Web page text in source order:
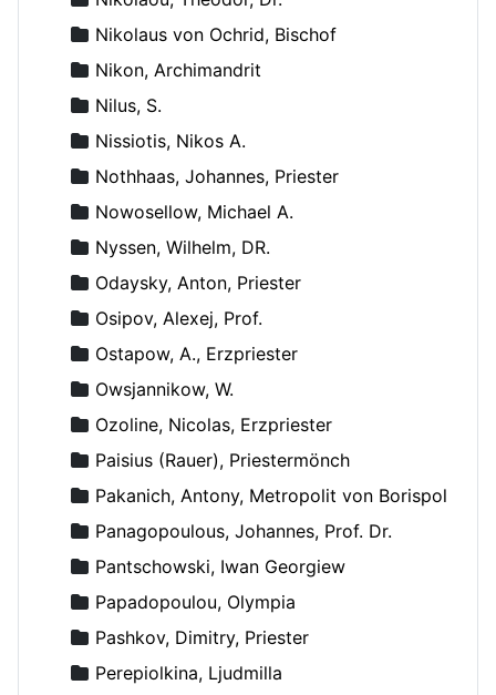
Nikolaus von Ochrid, Bischof
Nikon, Archimandrit
Nilus, S.
Nissiotis, Nikos A.
Nothhaas, Johannes, Priester
Nowosellow, Michael A.
Nyssen, Wilhelm, DR.
Odaysky, Anton, Priester
Osipov, Alexej, Prof.
Ostapow, A., Erzpriester
Owsjannikow, W.
Ozoline, Nicolas, Erzpriester
Paisius (Rauer), Priestermönch
Pakanich, Antony, Metropolit von Borispol
Panagopoulous, Johannes, Prof. Dr.
Pantschowski, Iwan Georgiew
Papadopoulou, Olympia
Pashkov, Dimitry, Priester
Perepiolkina, Ljudmilla